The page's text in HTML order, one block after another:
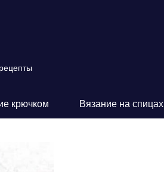
крючком Вязание на спицах